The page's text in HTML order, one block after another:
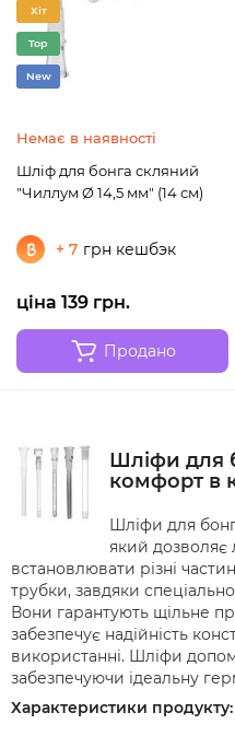
Хіт
Top
New
Немає в наявності
Шліф для бонга скляний
"Чиллум Ø 14,5 мм" (14 см)
+ 7 грн кешбэк
ціна 139 грн.
Продано
Шліфи для
комфорт в
Шліфи для
який дозволяє
встановлювати різні
трубки, завдяки
Вони гарантують щільне
забезпечує надійність
використанні. Шліфи
забезпечуючи ідеальну
Характеристики продукту: